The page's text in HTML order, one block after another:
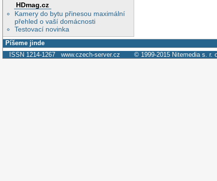
HDmag.cz
Kamery do bytu přinesou maximální
přehled o vaší domácnosti
Testovací novinka
Píšeme jinde
ISSN 1214-1267 www.czech-server.cz © 1999-2015 Nitemedia s. r.